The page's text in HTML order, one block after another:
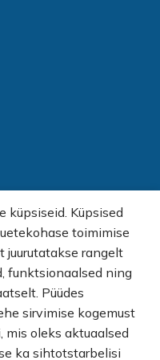
küpsiseid. Küpsised
toimimise
juurutatakse rangelt
funktsionaalsed ning
Püüdes
sirvimise kogemust
mis oleks aktuaalsed
ka sihtotstarbelisi